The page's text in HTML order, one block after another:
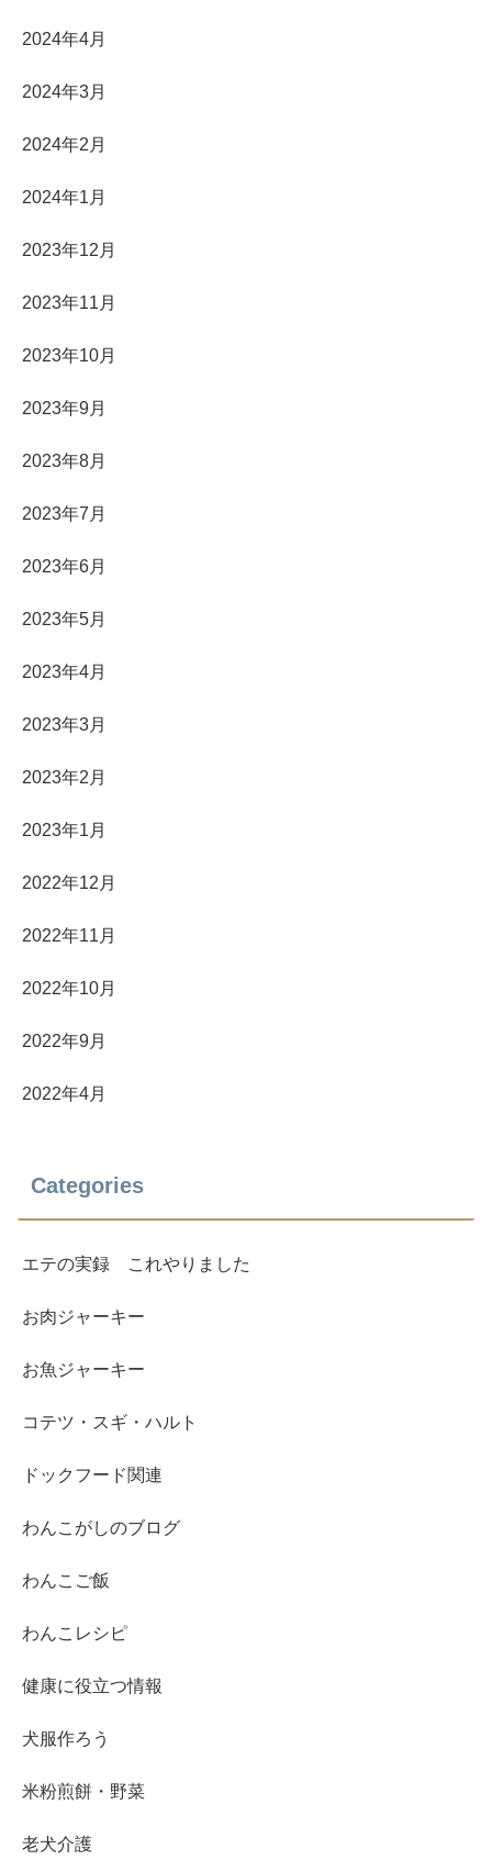
2024年4月
2024年3月
2024年2月
2024年1月
2023年12月
2023年11月
2023年10月
2023年9月
2023年8月
2023年7月
2023年6月
2023年5月
2023年4月
2023年3月
2023年2月
2023年1月
2022年12月
2022年11月
2022年10月
2022年9月
2022年4月
Categories
エテの実録 これやりました
お肉ジャーキー
お魚ジャーキー
コテツ・スギ・ハルト
ドックフード関連
わんこがしのブログ
わんこご飯
わんこレシピ
健康に役立つ情報
犬服作ろう
米粉煎餅・野菜
老犬介護